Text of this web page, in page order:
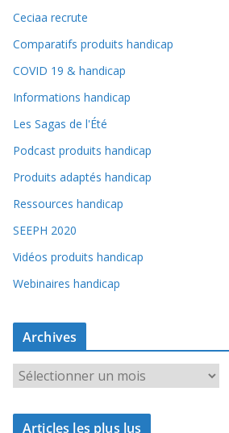
Ceciaa recrute
Comparatifs produits handicap
COVID 19 & handicap
Informations handicap
Les Sagas de l'Été
Podcast produits handicap
Produits adaptés handicap
Ressources handicap
SEEPH 2020
Vidéos produits handicap
Webinaires handicap
Archives
c
Articles les plus lus